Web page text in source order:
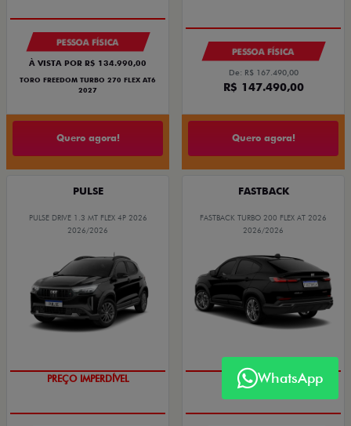
PESSOA FÍSICA
À VISTA POR R$ 134.990,00
TORO FREEDOM TURBO 270 FLEX AT6
2027
Quero agora!
PESSOA FÍSICA
De: R$ 167.490,00
R$ 147.490,00
Quero agora!
PULSE
PULSE DRIVE 1.3 MT FLEX 4P 2026
2026/2026
PREÇO IMPERDÍVEL
FASTBACK
FASTBACK TURBO 200 FLEX AT 2026
2026/2026
OPORTUNIDADE
WhatsApp